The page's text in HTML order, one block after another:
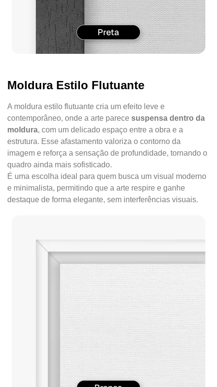
Moldura Estilo Flutuante
A moldura estilo flutuante cria um efeito leve e
contemporâneo, onde a arte parece suspensa dentro da
moldura, com um delicado espaço entre a obra e a
estrutura. Esse afastamento valoriza o contorno da
imagem e reforça a sensação de profundidade, tornando o
quadro ainda mais sofisticado.
É uma escolha ideal para quem busca um visual moderno
e minimalista, permitindo que a arte respire e ganhe
destaque de forma elegante, sem interferências visuais.